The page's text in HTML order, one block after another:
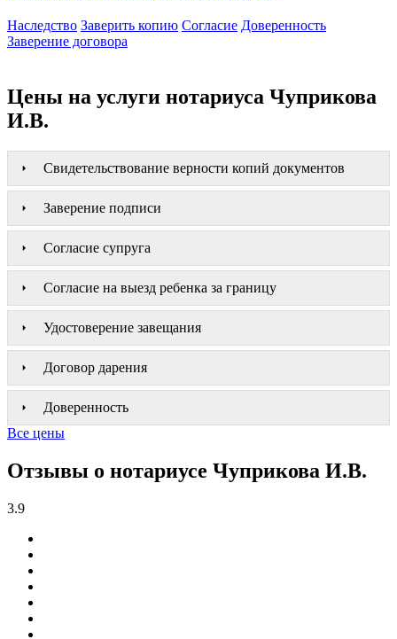
Наследство Заверить копию Согласие Доверенность
Заверение договора
Цены на услуги нотариуса Чуприкова
И.В.
Свидетельствование верности копий документов
Заверение подписи
Согласие супруга
Согласие на выезд ребенка за границу
Удостоверение завещания
Договор дарения
Доверенность
Все цены
Отзывы о нотариусе Чуприкова И.В.
3.9